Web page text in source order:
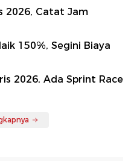
2026, Catat Jam
150%, Segini Biaya
2026, Ada Sprint Race